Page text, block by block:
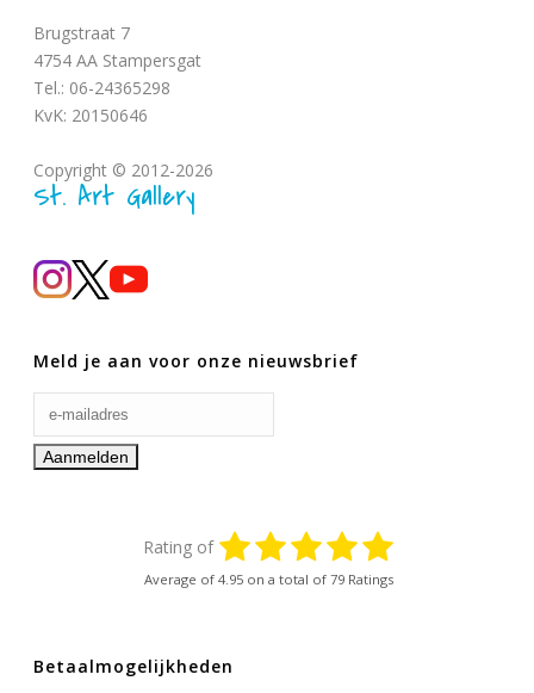
Brugstraat 7
4754 AA Stampersgat
Tel.: 06-24365298
KvK: 20150646
Copyright © 2012-2026
St. Art Gallery
Meld je aan voor onze nieuwsbrief
Rating of
Average of 4.95 on a total of 79 Ratings
Betaalmogelijkheden